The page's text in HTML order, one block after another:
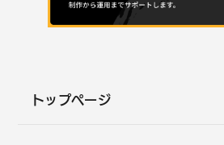
トップページ